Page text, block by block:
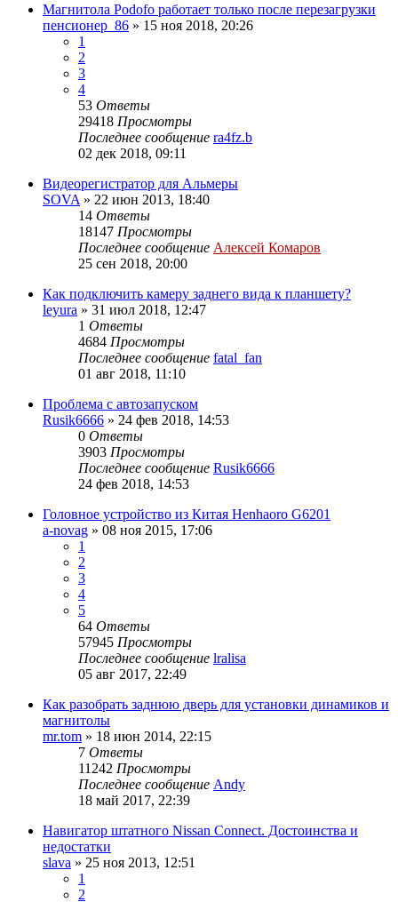
Магнитола Podofo работает только после перезагрузки
пенсионер_86 » 15 ноя 2018, 20:26
1
2
3
4
53 Ответы
29418 Просмотры
Последнее сообщение ra4fz.b
02 дек 2018, 09:11
Видеорегистратор для Альмеры
SOVA » 22 июн 2013, 18:40
14 Ответы
18147 Просмотры
Последнее сообщение Алексей Комаров
25 сен 2018, 20:00
Как подключить камеру заднего вида к планшету?
leyura » 31 июл 2018, 12:47
1 Ответы
4684 Просмотры
Последнее сообщение fatal_fan
01 авг 2018, 11:10
Проблема с автозапуском
Rusik6666 » 24 фев 2018, 14:53
0 Ответы
3903 Просмотры
Последнее сообщение Rusik6666
24 фев 2018, 14:53
Головное устройство из Китая Henhaoro G6201
a-novag » 08 ноя 2015, 17:06
1
2
3
4
5
64 Ответы
57945 Просмотры
Последнее сообщение lralisa
05 авг 2017, 22:49
Как разобрать заднюю дверь для установки динамиков и
магнитолы
mr.tom » 18 июн 2014, 22:15
7 Ответы
11242 Просмотры
Последнее сообщение Andy
18 май 2017, 22:39
Навигатор штатного Nissan Connect. Достоинства и
недостатки
slava » 25 ноя 2013, 12:51
1
2